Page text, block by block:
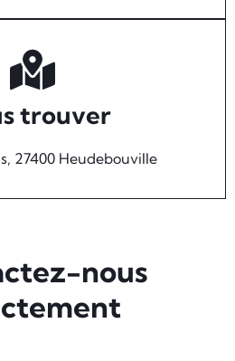
trouver
27400 Heudebouville
nous